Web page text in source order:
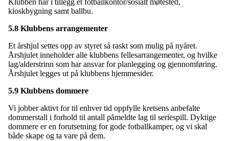
Klubben har i tillegg et fotballkontor/sosialt møtested,
kioskbygning samt ballbu.
5.8 Klubbens arrangementer
Et årshjul settes opp av styret så raskt som mulig på nyåret.
Årshjulet inneholder alle klubbens fellesarrangementer, og hvilke
lag/alderstrinn som har ansvar for planlegging og gjennomføring.
Årshjulet legges ut på klubbens hjemmesider.
5.9 Klubbens dommere
Vi jobber aktivt for til enhver tid oppfylle kretsens anbefalte
dommerstall i forhold til antall påmeldte lag til seriespill. Dyktige
dommere er en forutsetning for gode fotballkamper, og vi skal
både skape og ta vare på dem.